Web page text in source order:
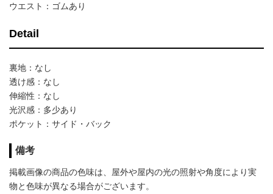
ウエスト：ゴムあり
Detail
裏地：なし
透け感：なし
伸縮性：なし
光沢感：多少あり
ポケット：サイド・バック
備考
掲載画像の商品の色味は、屋外や屋内の光の照射や角度により実
物と色味が異なる場合がございます。